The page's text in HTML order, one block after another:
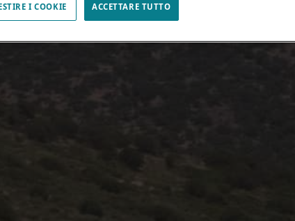
I COOKIE ACCETTARE TUTTO